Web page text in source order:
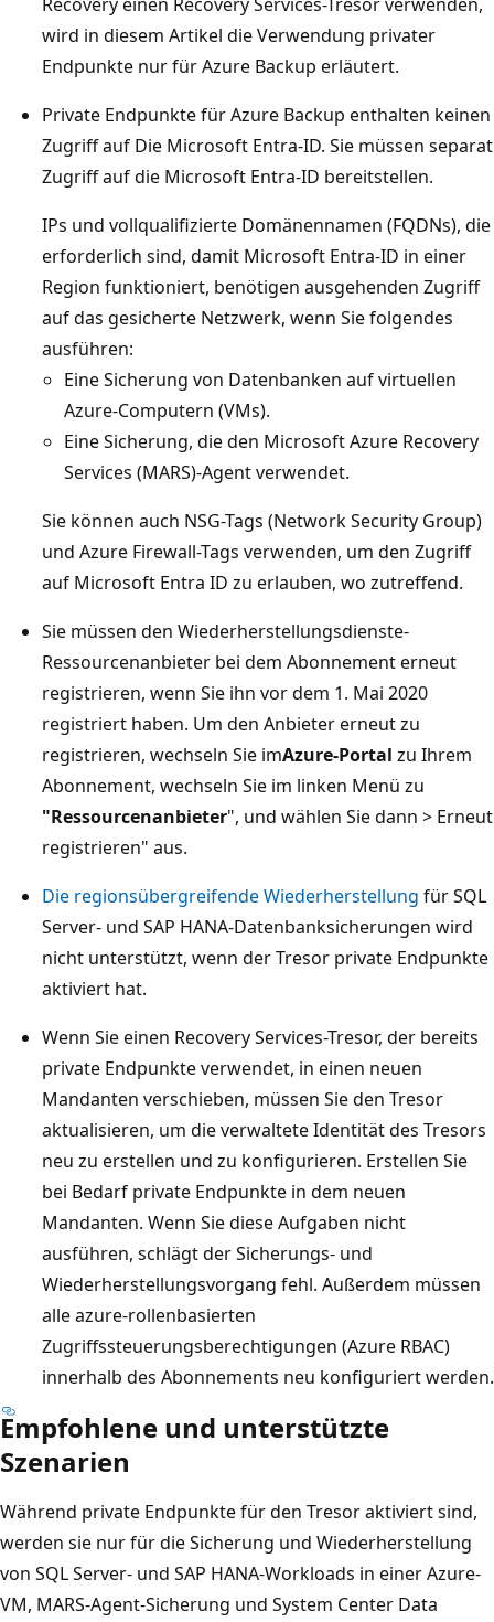
wird in diesem Artikel die Verwendung privater
Endpunkte nur für Azure Backup erläutert.
Private Endpunkte für Azure Backup enthalten keinen
Zugriff auf Die Microsoft Entra-ID. Sie müssen separat
Zugriff auf die Microsoft Entra-ID bereitstellen.
IPs und vollqualifizierte Domänennamen (FQDNs), die
erforderlich sind, damit Microsoft Entra-ID in einer
Region funktioniert, benötigen ausgehenden Zugriff
auf das gesicherte Netzwerk, wenn Sie folgendes
ausführen:
Eine Sicherung von Datenbanken auf virtuellen
Azure-Computern (VMs).
Eine Sicherung, die den Microsoft Azure Recovery
Services (MARS)-Agent verwendet.
Sie können auch NSG-Tags (Network Security Group)
und Azure Firewall-Tags verwenden, um den Zugriff
auf Microsoft Entra ID zu erlauben, wo zutreffend.
Sie müssen den Wiederherstellungsdienste-
Ressourcenanbieter bei dem Abonnement erneut
registrieren, wenn Sie ihn vor dem 1. Mai 2020
registriert haben. Um den Anbieter erneut zu
registrieren, wechseln Sie imAzure-Portal zu Ihrem
Abonnement, wechseln Sie im linken Menü zu
"Ressourcenanbieter", und wählen Sie dann > Erneut
registrieren" aus.
Die regionsübergreifende Wiederherstellung für SQL
Server- und SAP HANA-Datenbanksicherungen wird
nicht unterstützt, wenn der Tresor private Endpunkte
aktiviert hat.
Wenn Sie einen Recovery Services-Tresor, der bereits
private Endpunkte verwendet, in einen neuen
Mandanten verschieben, müssen Sie den Tresor
aktualisieren, um die verwaltete Identität des Tresors
neu zu erstellen und zu konfigurieren. Erstellen Sie
bei Bedarf private Endpunkte in dem neuen
Mandanten. Wenn Sie diese Aufgaben nicht
ausführen, schlägt der Sicherungs- und
Wiederherstellungsvorgang fehl. Außerdem müssen
alle azure-rollenbasierten
Zugriffssteuerungsberechtigungen (Azure RBAC)
innerhalb des Abonnements neu konfiguriert werden.
Empfohlene und unterstützte
Szenarien
Während private Endpunkte für den Tresor aktiviert sind,
werden sie nur für die Sicherung und Wiederherstellung
von SQL Server- und SAP HANA-Workloads in einer Azure-
VM, MARS-Agent-Sicherung und System Center Data